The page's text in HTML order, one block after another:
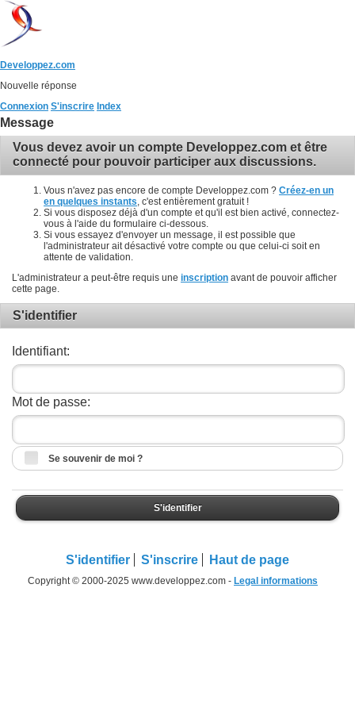
Developpez.com
Nouvelle réponse
Connexion S'inscrire Index
Message
Vous devez avoir un compte Developpez.com et être
connecté pour pouvoir participer aux discussions.
Vous n'avez pas encore de compte Developpez.com ? Créez-en un
en quelques instants , c'est entièrement gratuit !
Si vous disposez déjà d'un compte et qu'il est bien activé, connectez-
vous à l'aide du formulaire ci-dessous.
Si vous essayez d'envoyer un message, il est possible que
l'administrateur ait désactivé votre compte ou que celui-ci soit en
attente de validation.
L'administrateur a peut-être requis une inscription avant de pouvoir afficher
cette page.
S'identifier
Identifiant:
Mot de passe:
Se souvenir de moi ?
S'identifier
S'identifier S'inscrire Haut de page
Copyright © 2000-2025 www.developpez.com - Legal informations